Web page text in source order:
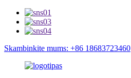
Skambinkite mums: +86 18683723460